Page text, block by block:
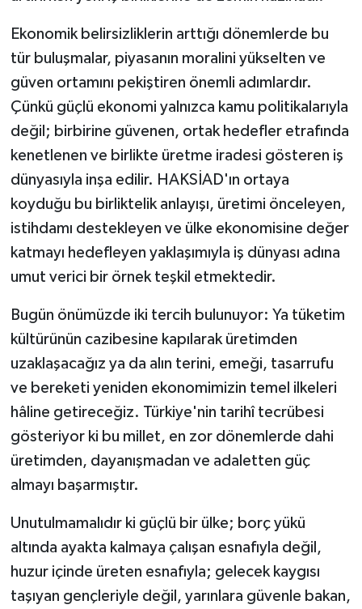
Ekonomik belirsizliklerin arttığı dönemlerde bu
tür buluşmalar, piyasanın moralini yükselten ve
güven ortamını pekiştiren önemli adımlardır.
Çünkü güçlü ekonomi yalnızca kamu politikalarıyla
değil; birbirine güvenen, ortak hedefler etrafında
kenetlenen ve birlikte üretme iradesi gösteren iş
dünyasıyla inşa edilir. HAKSİAD'ın ortaya
koyduğu bu birliktelik anlayışı, üretimi önceleyen,
istihdamı destekleyen ve ülke ekonomisine değer
katmayı hedefleyen yaklaşımıyla iş dünyası adına
umut verici bir örnek teşkil etmektedir.
Bugün önümüzde iki tercih bulunuyor: Ya tüketim
kültürünün cazibesine kapılarak üretimden
uzaklaşacağız ya da alın terini, emeği, tasarrufu
ve bereketi yeniden ekonomimizin temel ilkeleri
hâline getireceğiz. Türkiye'nin tarihî tecrübesi
gösteriyor ki bu millet, en zor dönemlerde dahi
üretimden, dayanışmadan ve adaletten güç
almayı başarmıştır.
Unutulmamalıdır ki güçlü bir ülke; borç yükü
altında ayakta kalmaya çalışan esnafıyla değil,
huzur içinde üreten esnafıyla; gelecek kaygısı
taşıyan gençleriyle değil, yarınlara güvenle bakan,